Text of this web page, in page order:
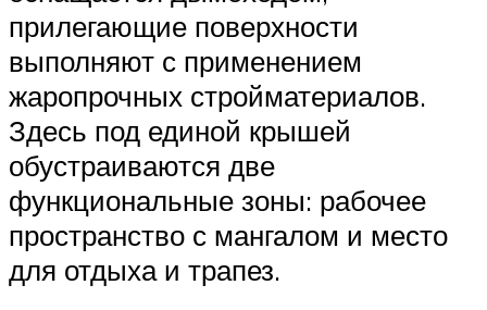
прилегающие поверхности
выполняют с применением
жаропрочных стройматериалов.
Здесь под единой крышей
обустраиваются две
функциональные зоны: рабочее
пространство с мангалом и место
для отдыха и трапез.